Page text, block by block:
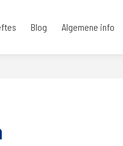
Blog Algemene info